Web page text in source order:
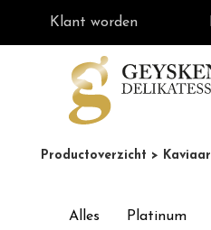
Klant worden
Productoverzicht > Kaviaar
Alles Platinum